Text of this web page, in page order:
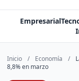
Empresarial
Inicio / Economía /
8,8% en marzo